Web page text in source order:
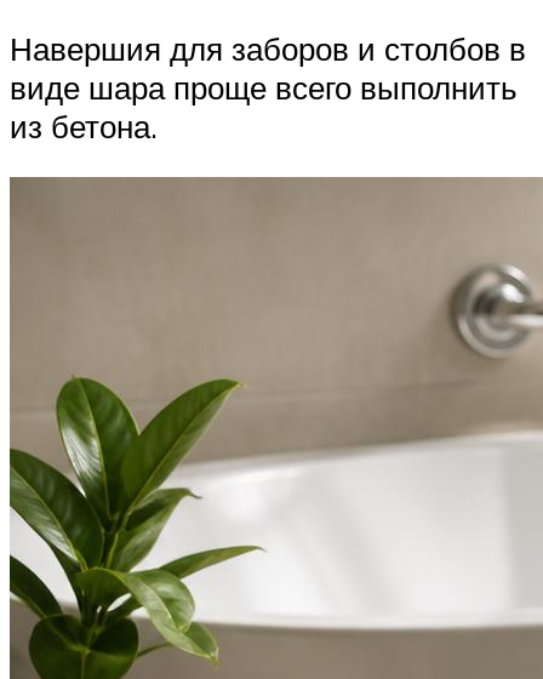
Навершия для заборов и столбов в
виде шара проще всего выполнить
из бетона.